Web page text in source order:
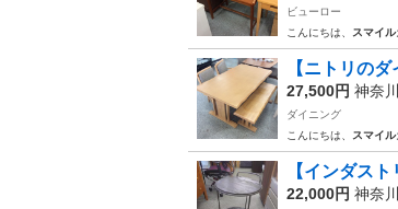
ビューロー
こんにちは、 スマイ
【ニトリの
27,500円 神奈川
ダイニング
こんにちは、 スマイ
【インダス
22,000円 神奈川